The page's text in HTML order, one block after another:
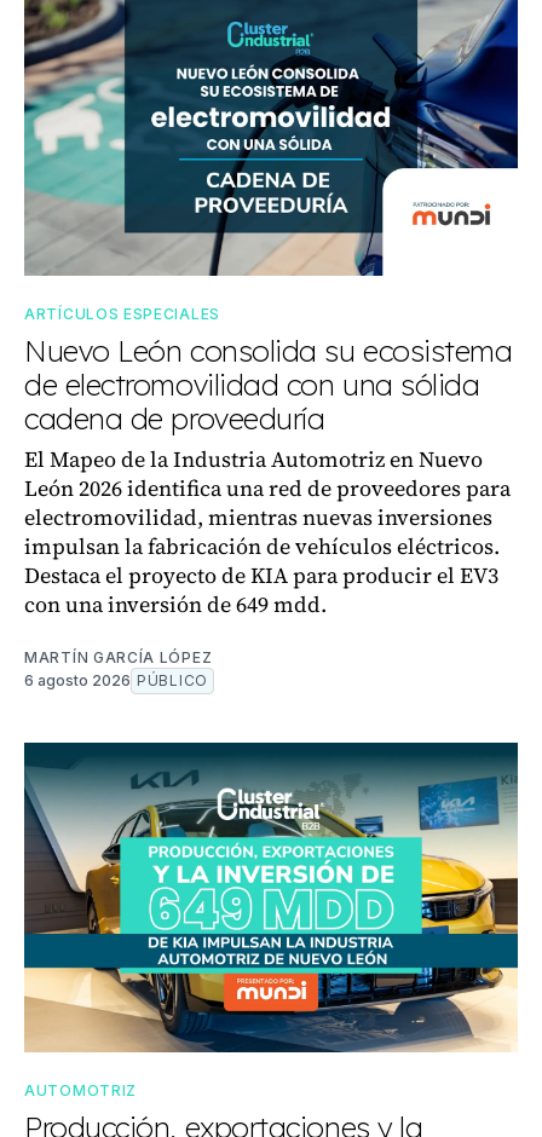
ARTÍCULOS ESPECIALES
Nuevo León consolida su ecosistema
de electromovilidad con una sólida
cadena de proveeduría
El Mapeo de la Industria Automotriz en Nuevo
León 2026 identifica una red de proveedores para
electromovilidad, mientras nuevas inversiones
impulsan la fabricación de vehículos eléctricos.
Destaca el proyecto de KIA para producir el EV3
con una inversión de 649 mdd.
MARTÍN GARCÍA LÓPEZ
6 agosto 2026 PÚBLICO
AUTOMOTRIZ
Producción, exportaciones y la